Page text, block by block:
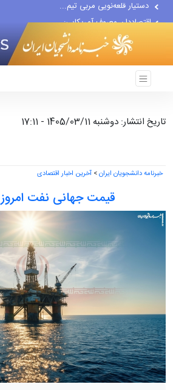
اقتصاددان معروف آمریکایی:...
انتشار اخبار جعلی توسط...
تاریخ انتشار: دوشنبه 1405/03/11 - 17:11
خبرنامه دانشجویان ایران> آخرین اخبار اقتصادی
قیمت جهانی نفت امروز ۱۱ خرداد